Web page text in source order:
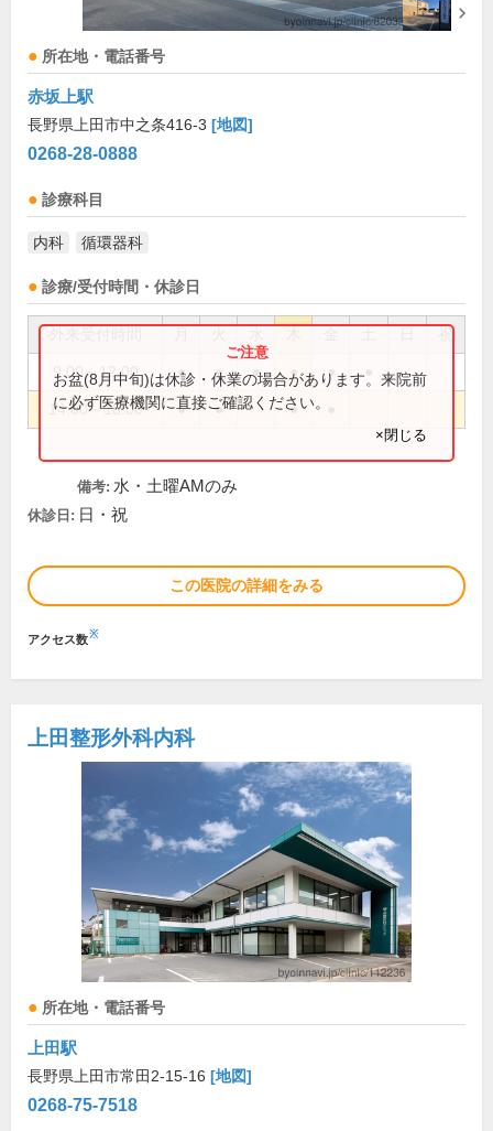
所在地・電話番号
赤坂上駅
長野県上田市中之条416-3 [地図]
0268-28-0888
診療科目
内科 循環器科
診療/受付時間・休診日
祝
9:00～12:00 ● ● ● ● ●
14:00～18:00 ● ● ●
お盆(8月中旬)は休診・休業の場合があります。来院前
に必ず医療機関に直接ご確認ください。
×閉じる
備考: 水・土曜AMのみ
休診日: 日・祝
この医院の詳細をみる
アクセス数※
上田整形外科内科
所在地・電話番号
上田駅
長野県上田市常田2-15-16 [地図]
0268-75-7518